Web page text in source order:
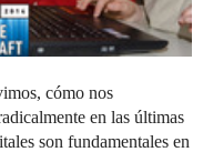
cómo nos
en las últimas
son fundamentales en